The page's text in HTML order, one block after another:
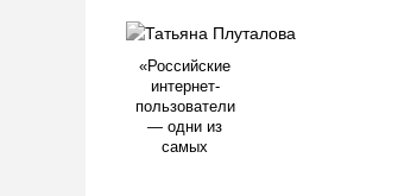
«Российские
интернет-
пользователи
— одни из
самых